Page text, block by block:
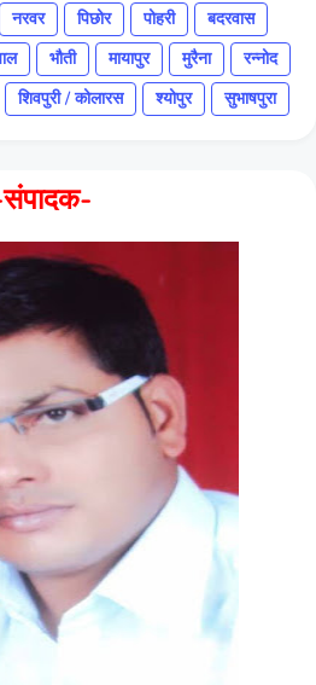
नरवर पिछोर पोहरी
बदरवास
भौती मायापुर मुरैना
रन्नोद
शिवपुरी / कोलारस श्योपुर सुभाषपुरा